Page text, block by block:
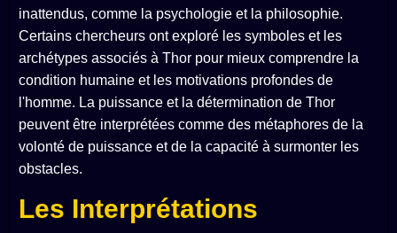
inattendus, comme la psychologie et la philosophie.
Certains chercheurs ont exploré les symboles et les
archétypes associés à Thor pour mieux comprendre la
condition humaine et les motivations profondes de
l'homme. La puissance et la détermination de Thor
peuvent être interprétées comme des métaphores de la
volonté de puissance et de la capacité à surmonter les
obstacles.
Les Interprétations